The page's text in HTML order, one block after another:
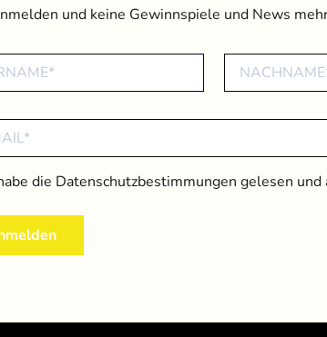
und keine Gewinnspiele und News
die Datenschutzbestimmungen gelesen und